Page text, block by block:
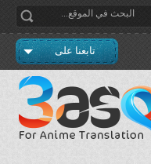
تابعنا على